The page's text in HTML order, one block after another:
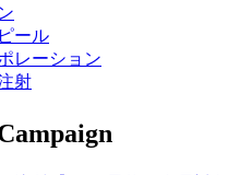
ール
レーション
射